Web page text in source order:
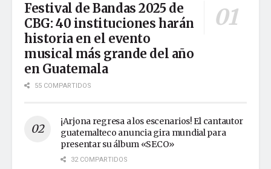
Festival de Bandas 2025 de
CBG: 40 instituciones harán
historia en el evento
musical más grande del año
en Guatemala
55 COMPARTIDOS
¡Arjona regresa a los escenarios! El cantautor
guatemalteco anuncia gira mundial para
presentar su álbum «SECO»
32 COMPARTIDOS